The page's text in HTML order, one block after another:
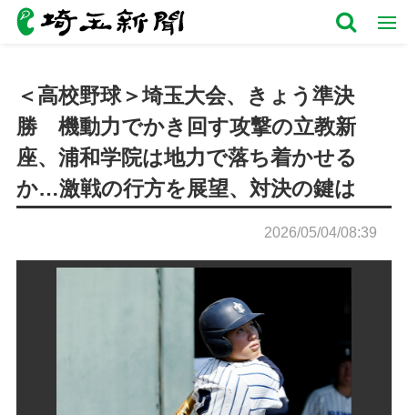
＜高校野球＞埼玉大会、きょう準決
勝 機動力でかき回す攻撃の立教新
座、浦和学院は地力で落ち着かせる
か…激戦の行方を展望、対決の鍵は
2026/05/04/08:39